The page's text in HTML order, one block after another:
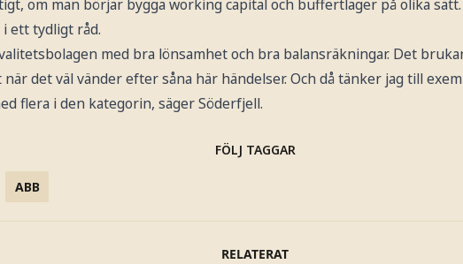
om man börjar bygga working capital och buffertlager på olika sätt.
ett tydligt råd.
med bra lönsamhet och bra balansräkningar. Det
det väl vänder efter såna här händelser. Och då tänker jag till
flera i den kategorin, säger Söderfjell.
FÖLJ TAGGAR
ABB
RELATERAT